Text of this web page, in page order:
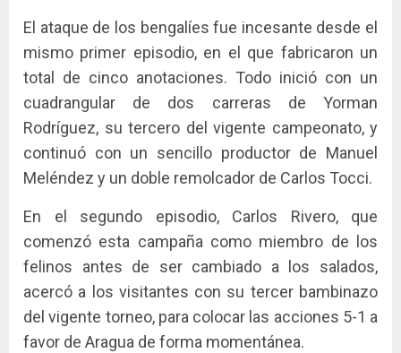
El ataque de los bengalíes fue incesante desde el
mismo primer episodio, en el que fabricaron un
total de cinco anotaciones. Todo inició con un
cuadrangular de dos carreras de Yorman
Rodríguez, su tercero del vigente campeonato, y
continuó con un sencillo productor de Manuel
Meléndez y un doble remolcador de Carlos Tocci.
En el segundo episodio, Carlos Rivero, que
comenzó esta campaña como miembro de los
felinos antes de ser cambiado a los salados,
acercó a los visitantes con su tercer bambinazo
del vigente torneo, para colocar las acciones 5-1 a
favor de Aragua de forma momentánea.